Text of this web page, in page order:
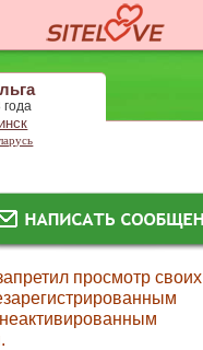
года
просмотр своих